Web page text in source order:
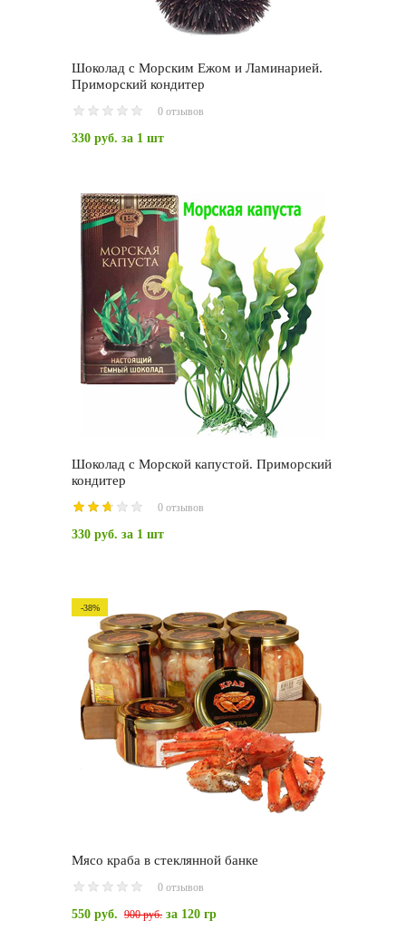
Шоколад с Морским Ежом и Ламинарией.
Приморский кондитер
0 отзывов
330 руб. за 1 шт
Шоколад с Морской капустой. Приморский
кондитер
0 отзывов
330 руб. за 1 шт
-38%
Мясо краба в стеклянной банке
0 отзывов
550 руб. 900 руб. за 120 гр